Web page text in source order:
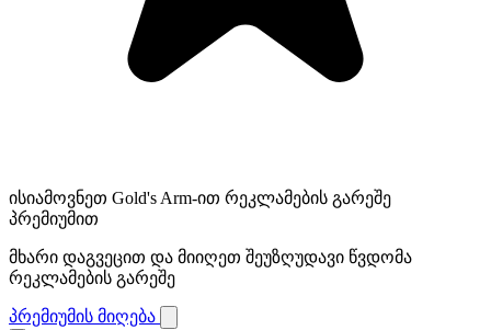
ისიამოვნეთ Gold's Arm-ით რეკლამების გარეშე
პრემიუმით
მხარი დაგვეცით და მიიღეთ შეუზღუდავი წვდომა
რეკლამების გარეშე
პრემიუმის მიღება